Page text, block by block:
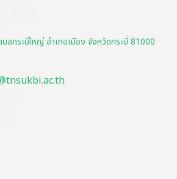
ลกระบี่ใหญ่ อำเภอเมือง จังหวัดกระบี่ 81000